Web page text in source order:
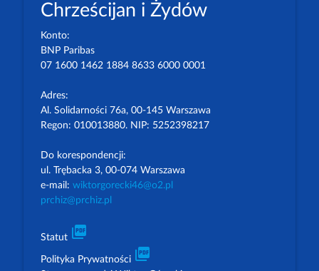
Chrześcijan i Żydów
Konto:
BNP Paribas
07 1600 1462 1884 8633 6000 0001
Adres:
Al. Solidarności 76a, 00-145 Warszawa
Regon: 010013880. NIP: 5252398217
Do korespondencji:
ul. Trębacka 3, 00-074 Warszawa
e-mail: wiktorgorecki46@o2.pl
prchiz@prchiz.pl
Statut picture_as_pdf
Polityka Prywatności picture_as_pdf